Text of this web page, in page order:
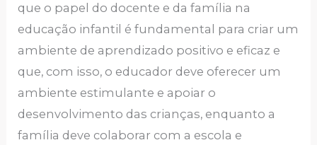
que o papel do docente e da família na
educação infantil é fundamental para criar um
ambiente de aprendizado positivo e eficaz e
que, com isso, o educador deve oferecer um
ambiente estimulante e apoiar o
desenvolvimento das crianças, enquanto a
família deve colaborar com a escola e